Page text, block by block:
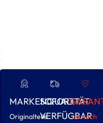
MARKENQUALITÄT
Originalteile
SOFORT
VERFÜGBAR
Je nach